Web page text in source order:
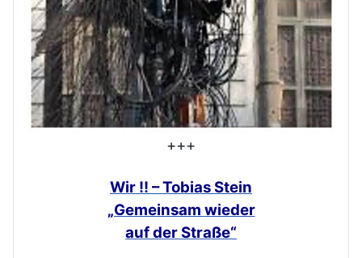
+++
Wir !! – Tobias Stein
„Gemeinsam wieder
auf der Straße“